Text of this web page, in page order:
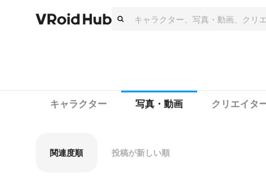
キャラクター 写真・動画 クリエイタ
関連度順 投稿が新しい順